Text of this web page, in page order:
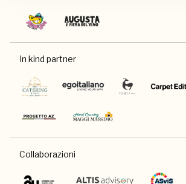
In kind partner
Collaborazioni